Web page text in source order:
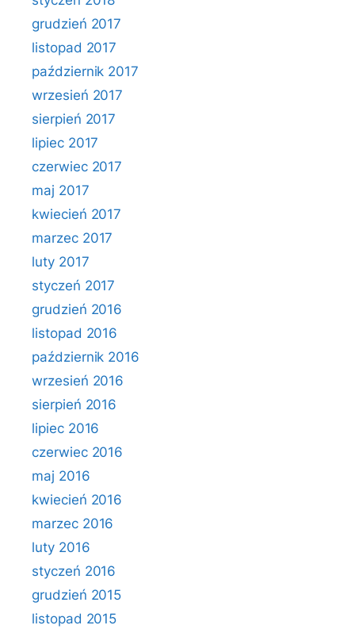
grudzień 2017
listopad 2017
październik 2017
wrzesień 2017
sierpień 2017
lipiec 2017
czerwiec 2017
maj 2017
kwiecień 2017
marzec 2017
luty 2017
styczeń 2017
grudzień 2016
listopad 2016
październik 2016
wrzesień 2016
sierpień 2016
lipiec 2016
czerwiec 2016
maj 2016
kwiecień 2016
marzec 2016
luty 2016
styczeń 2016
grudzień 2015
listopad 2015